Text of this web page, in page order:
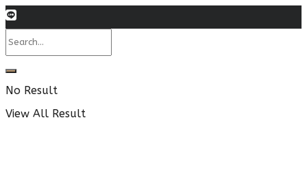
No Result
View All Result